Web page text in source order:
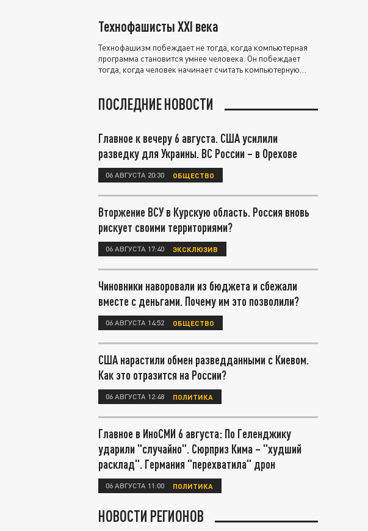
Технофашисты XXI века
Технофашизм побеждает не тогда, когда компьютерная
программа становится умнее человека. Он побеждает
тогда, когда человек начинает считать компьютерную
ПОСЛЕДНИЕ НОВОСТИ
Главное к вечеру 6 августа. США усилили
разведку для Украины. ВС России – в Орехове
06 АВГУСТА 20:30 ОБЩЕСТВО
Вторжение ВСУ в Курскую область. Россия вновь
рискует своими территориями?
06 АВГУСТА 17:40 ЭКСКЛЮЗИВ
Чиновники наворовали из бюджета и сбежали
вместе с деньгами. Почему им это позволили?
06 АВГУСТА 14:52 ОБЩЕСТВО
США нарастили обмен разведданными с Киевом.
Как это отразится на России?
06 АВГУСТА 12:48 ПОЛИТИКА
Главное в ИноСМИ 6 августа: По Геленджику
ударили "случайно". Сюрприз Кима – "худший
расклад". Германия "перехватила" дрон
06 АВГУСТА 11:00 ПОЛИТИКА
НОВОСТИ РЕГИОНОВ